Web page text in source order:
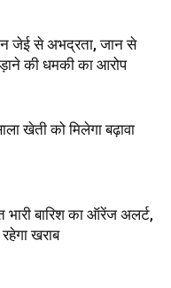
जेई से अभद्रता, जान से
की धमकी का आरोप
खेती को मिलेगा बढ़ावा
भारी बारिश का ऑरेंज अलर्ट,
खराब